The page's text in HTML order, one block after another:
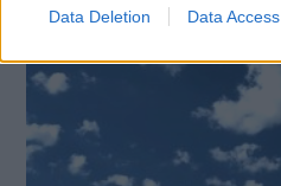
Data Deletion Data Access